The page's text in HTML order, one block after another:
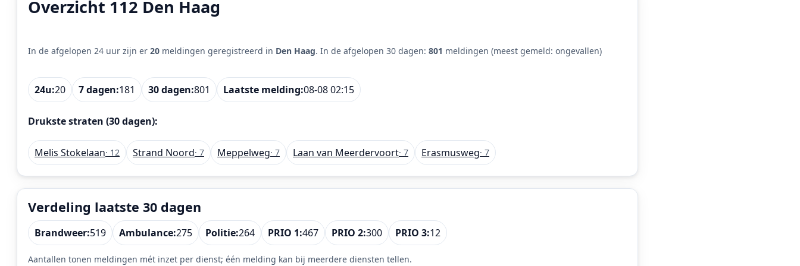
Overzicht 112 Den Haag
In de afgelopen 24 uur zijn er 20 meldingen geregistreerd in Den Haag. In de afgelopen 30 dagen: 801 meldingen (meest gemeld: ongevallen)
24u:20 7 dagen:181 30 dagen:801 Laatste melding:08-08 02:15
Drukste straten (30 dagen):
Melis Stokelaan· 12 Strand Noord· 7 Meppelweg· 7 Laan van Meerdervoort· 7 Erasmusweg· 7
Verdeling laatste 30 dagen
Brandweer:519 Ambulance:275 Politie:264 PRIO 1:467 PRIO 2:300 PRIO 3:12
Aantallen tonen meldingen mét inzet per dienst; één melding kan bij meerdere diensten tellen.